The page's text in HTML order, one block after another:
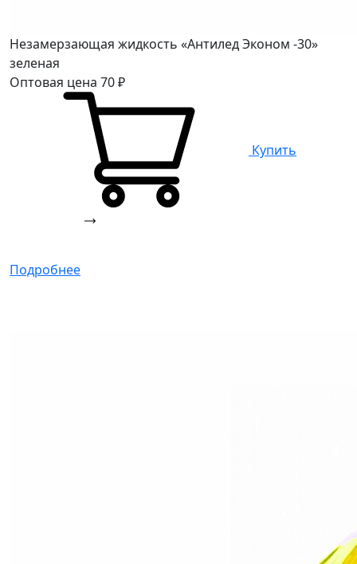
Незамерзающая жидкость «Антилед Эконом -30»
зеленая
Оптовая цена 70₽
Купить
Подробнее